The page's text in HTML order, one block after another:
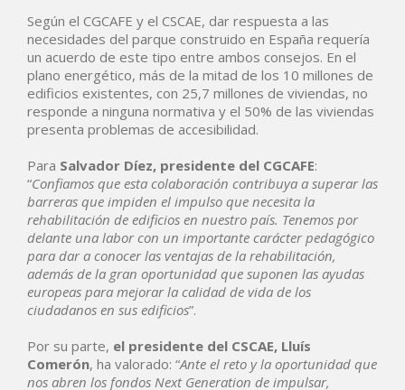
Según el CGCAFE y el CSCAE, dar respuesta a las
necesidades del parque construido en España requería
un acuerdo de este tipo entre ambos consejos. En el
plano energético, más de la mitad de los 10 millones de
edificios existentes, con 25,7 millones de viviendas, no
responde a ninguna normativa y el 50% de las viviendas
presenta problemas de accesibilidad.
Para Salvador Díez, presidente del CGCAFE:
“Confiamos que esta colaboración contribuya a superar las
barreras que impiden el impulso que necesita la
rehabilitación de edificios en nuestro país. Tenemos por
delante una labor con un importante carácter pedagógico
para dar a conocer las ventajas de la rehabilitación,
además de la gran oportunidad que suponen las ayudas
europeas para mejorar la calidad de vida de los
ciudadanos en sus edificios”.
Por su parte, el presidente del CSCAE, Lluís
Comerón, ha valorado: “Ante el reto y la oportunidad que
nos abren los fondos Next Generation de impulsar,